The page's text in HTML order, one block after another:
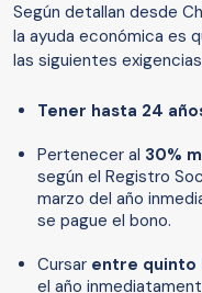
Según detallan desde
la ayuda económica es
las siguientes
Tener hasta 24
Pertenecer al 30%
según el Registro
marzo del año
se pague el bono.
Cursar entre quinto
el año